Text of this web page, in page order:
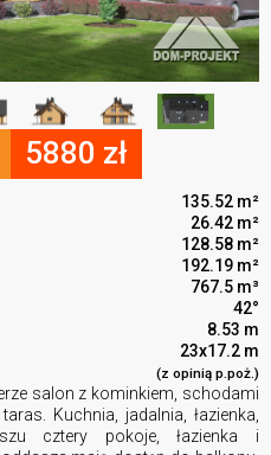
5880 zł
135.52 m²
26.42 m²
128.58 m²
192.19 m²
767.5 m³
42°
8.53 m
23x17.2 m
(z opinią p.poż.)
salon z kominkiem, schodami
Kuchnia, jadalnia, łazienka,
cztery pokoje, łazienka i